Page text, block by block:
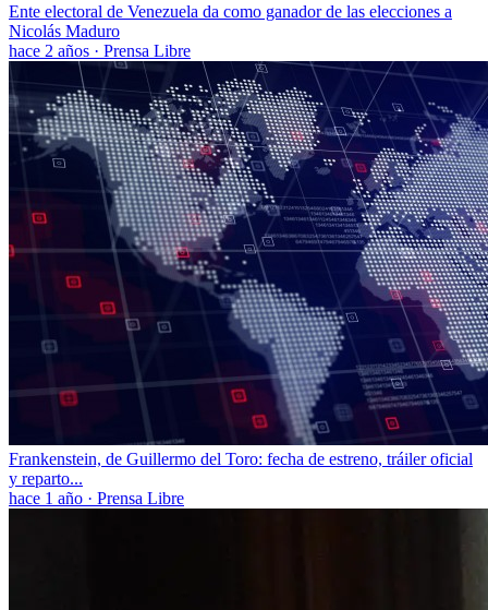
Ente electoral de Venezuela da como ganador de las elecciones a
Nicolás Maduro
hace 2 años · Prensa Libre
Frankenstein, de Guillermo del Toro: fecha de estreno, tráiler oficial
y reparto...
hace 1 año · Prensa Libre